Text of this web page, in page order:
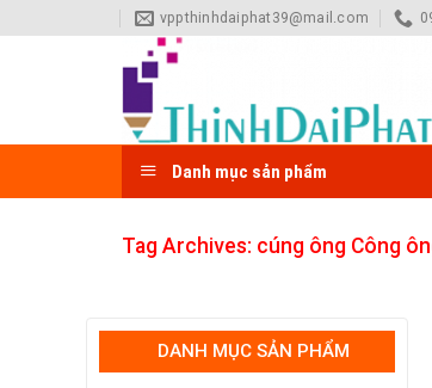
to
vppthinhdaiphat39@mail.com
Danh mục sản phẩm
Tag Archives: cúng ông Công
DANH MỤC SẢN PHẨM